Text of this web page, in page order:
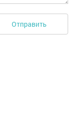
Отправить